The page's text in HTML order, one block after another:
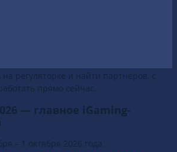
регуляторке и найти партнёров, с
прямо сейчас.
— главное iGaming-
– 1 октября 2026 года